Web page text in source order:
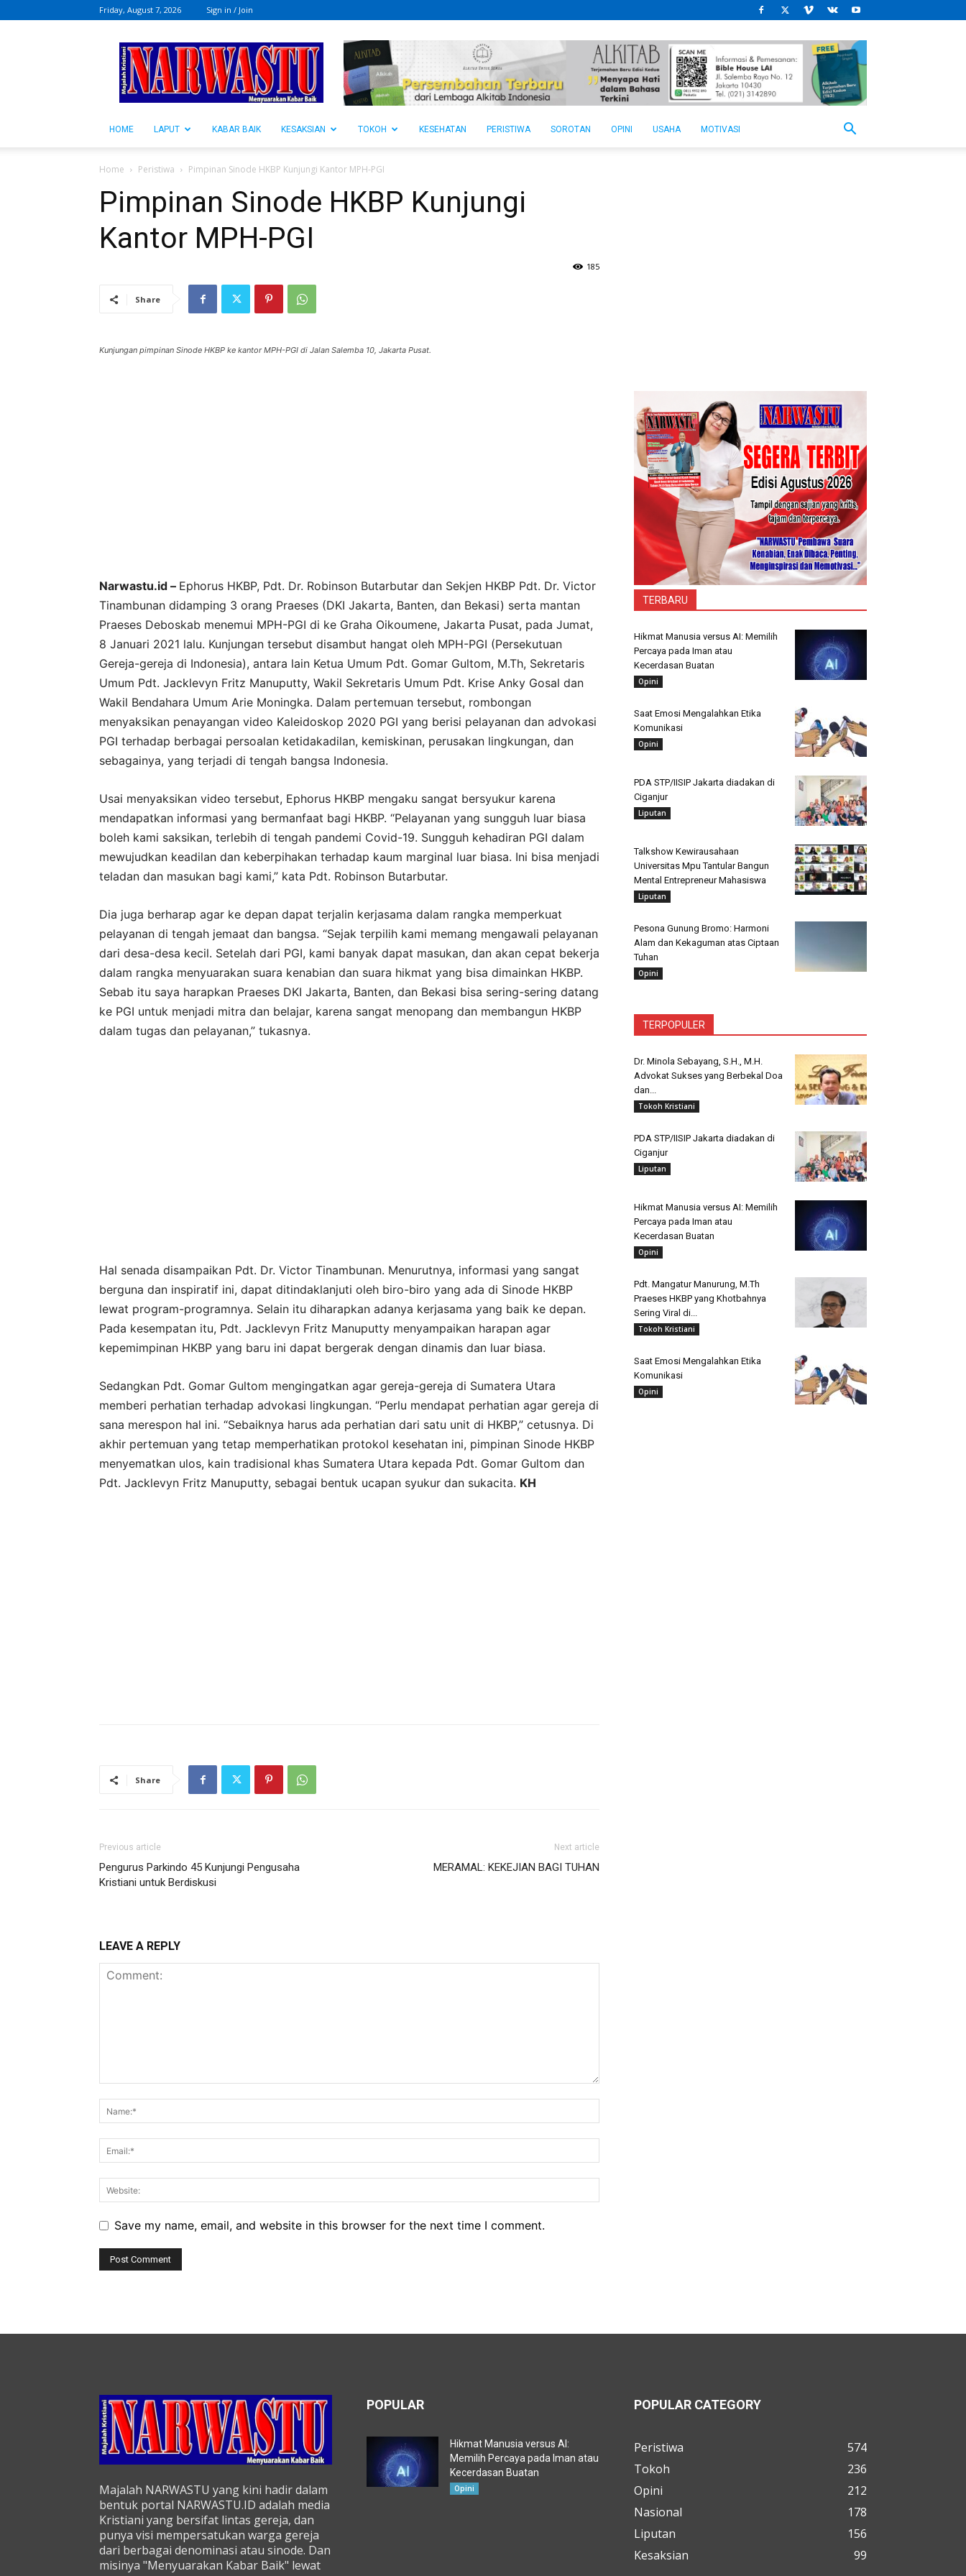
Friday, August 7, 2026 Sign in / Join
NARWASTU.ID
HOME LAPUT KABAR BAIK KESAKSIAN TOKOH KESEHATAN PERISTIWA SOROTAN OPINI USAHA MOTIVASI
Home Peristiwa Pimpinan Sinode HKBP Kunjungi Kantor MPH-PGI
Pimpinan Sinode HKBP Kunjungi
Kantor MPH-PGI
185
Share
Kunjungan pimpinan Sinode HKBP ke kantor MPH-PGI di Jalan Salemba 10, Jakarta Pusat.
Narwastu.id – Ephorus HKBP, Pdt. Dr. Robinson Butarbutar dan Sekjen HKBP Pdt. Dr. Victor
Tinambunan didamping 3 orang Praeses (DKI Jakarta, Banten, dan Bekasi) serta mantan
Praeses Deboskab menemui MPH-PGI di ke Graha Oikoumene, Jakarta Pusat, pada Jumat,
8 Januari 2021 lalu. Kunjungan tersebut disambut hangat oleh MPH-PGI (Persekutuan
Gereja-gereja di Indonesia), antara lain Ketua Umum Pdt. Gomar Gultom, M.Th, Sekretaris
Umum Pdt. Jacklevyn Fritz Manuputty, Wakil Sekretaris Umum Pdt. Krise Anky Gosal dan
Wakil Bendahara Umum Arie Moningka. Dalam pertemuan tersebut, rombongan
menyaksikan penayangan video Kaleidoskop 2020 PGI yang berisi pelayanan dan advokasi
PGI terhadap berbagai persoalan ketidakadilan, kemiskinan, perusakan lingkungan, dan
sebagainya, yang terjadi di tengah bangsa Indonesia.
Usai menyaksikan video tersebut, Ephorus HKBP mengaku sangat bersyukur karena
mendapatkan informasi yang bermanfaat bagi HKBP. “Pelayanan yang sungguh luar biasa
boleh kami saksikan, terlebih di tengah pandemi Covid-19. Sungguh kehadiran PGI dalam
mewujudkan keadilan dan keberpihakan terhadap kaum marginal luar biasa. Ini bisa menjadi
teladan dan masukan bagi kami,” kata Pdt. Robinson Butarbutar.
Dia juga berharap agar ke depan dapat terjalin kerjasama dalam rangka memperkuat
pelayanan di tengah jemaat dan bangsa. “Sejak terpilih kami memang mengawali pelayanan
dari desa-desa kecil. Setelah dari PGI, kami banyak dapat masukan, dan akan cepat bekerja
dalam rangka menyuarakan suara kenabian dan suara hikmat yang bisa dimainkan HKBP.
Sebab itu saya harapkan Praeses DKI Jakarta, Banten, dan Bekasi bisa sering-sering datang
ke PGI untuk menjadi mitra dan belajar, karena sangat menopang dan membangun HKBP
dalam tugas dan pelayanan,” tukasnya.
Hal senada disampaikan Pdt. Dr. Victor Tinambunan. Menurutnya, informasi yang sangat
berguna dan inspiratif ini, dapat ditindaklanjuti oleh biro-biro yang ada di Sinode HKBP
lewat program-programnya. Selain itu diharapkan adanya kerjasama yang baik ke depan.
Pada kesempatan itu, Pdt. Jacklevyn Fritz Manuputty menyampaikan harapan agar
kepemimpinan HKBP yang baru ini dapat bergerak dengan dinamis dan luar biasa.
Sedangkan Pdt. Gomar Gultom mengingatkan agar gereja-gereja di Sumatera Utara
memberi perhatian terhadap advokasi lingkungan. “Perlu mendapat perhatian agar gereja di
sana merespon hal ini. “Sebaiknya harus ada perhatian dari satu unit di HKBP,” cetusnya. Di
akhir pertemuan yang tetap memperhatikan protokol kesehatan ini, pimpinan Sinode HKBP
menyematkan ulos, kain tradisional khas Sumatera Utara kepada Pdt. Gomar Gultom dan
Pdt. Jacklevyn Fritz Manuputty, sebagai bentuk ucapan syukur dan sukacita. KH
Share
Previous article
Pengurus Parkindo 45 Kunjungi Pengusaha
Kristiani untuk Berdiskusi
Next article
MERAMAL: KEKEJIAN BAGI TUHAN
LEAVE A REPLY
Save my name, email, and website in this browser for the next time I comment.
TERBARU
Hikmat Manusia versus AI: Memilih
Percaya pada Iman atau
Kecerdasan Buatan
Opini
Saat Emosi Mengalahkan Etika
Komunikasi
Opini
PDA STP/IISIP Jakarta diadakan di
Ciganjur
Liputan
Talkshow Kewirausahaan
Universitas Mpu Tantular Bangun
Mental Entrepreneur Mahasiswa
Liputan
Pesona Gunung Bromo: Harmoni
Alam dan Kekaguman atas Ciptaan
Tuhan
Opini
TERPOPULER
Dr. Minola Sebayang, S.H., M.H.
Advokat Sukses yang Berbekal Doa
dan...
Tokoh Kristiani
PDA STP/IISIP Jakarta diadakan di
Ciganjur
Liputan
Hikmat Manusia versus AI: Memilih
Percaya pada Iman atau
Kecerdasan Buatan
Opini
Pdt. Mangatur Manurung, M.Th
Praeses HKBP yang Khotbahnya
Sering Viral di...
Tokoh Kristiani
Saat Emosi Mengalahkan Etika
Komunikasi
Opini
Majalah NARWASTU yang kini hadir dalam
bentuk portal NARWASTU.ID adalah media
Kristiani yang bersifat lintas gereja, dan
punya visi mempersatukan warga gereja
dari berbagai denominasi atau sinode. Dan
misinya "Menyuarakan Kabar Baik" lewat
POPULAR
Hikmat Manusia versus AI:
Memilih Percaya pada Iman atau
Kecerdasan Buatan
Opini
POPULAR CATEGORY
Peristiwa
574
Tokoh
236
Opini
212
Nasional
178
Liputan
156
Kesaksian
99